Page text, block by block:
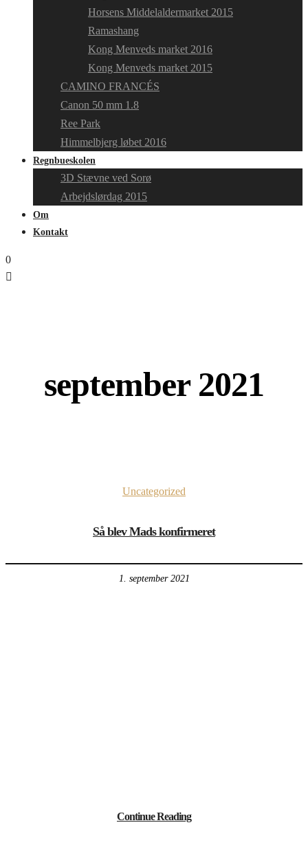
Horsens Middelaldermarket 2015
Ramashang
Kong Menveds market 2016
Kong Menveds market 2015
CAMINO FRANCÉS
Canon 50 mm 1.8
Ree Park
Himmelbjerg løbet 2016
Regnbueskolen
3D Stævne ved Sorø
Arbejdslørdag 2015
Om
Kontakt
0
september 2021
Uncategorized
Så blev Mads konfirmeret
1. september 2021
Continue Reading